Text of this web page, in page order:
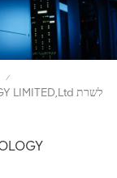
/
כרטיס פשיטה LSI HBA Card STOR TECHNOLOGY LIMITED,Ltd לשרת